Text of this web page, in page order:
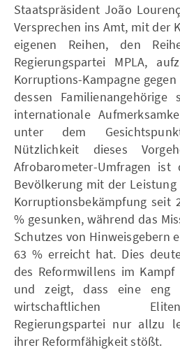
Staatspräsident João
Versprechen ins Amt, mit der
eigenen Reihen, den
Regierungspartei MPLA,
Korruptions-Kampagne
dessen
internationale
unter dem
Nützlichkeit dieses
Afrobarometer-Umfragen
Bevölkerung mit der
Korruptionsbekämpfung seit
% gesunken, während das
Schutzes von Hinweisgebern
63 % erreicht hat. Dies
des Reformwillens im
und zeigt, dass eine eng
wirtschaftlichen
Regierungspartei nur allzu
ihrer Reformfähigkeit stößt.